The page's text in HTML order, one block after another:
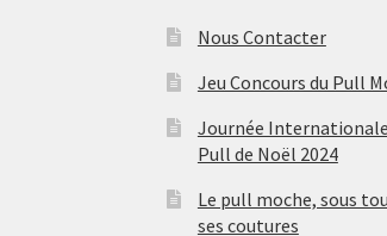
Nous Contacter
Jeu Concours du Pull
Journée
Pull de Noël 2024
Le pull moche, sous
ses coutures